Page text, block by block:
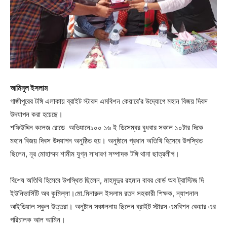
আমিনুল ইসলাম
গাজীপুরের টঙ্গি এলাকায় ব্রাইট স্টারস এমবিশন কেয়ারে’র উদ্যোগে মহান বিজয় দিবস
উদযাপন করা হয়েছে।
শফিউদ্দিন কলেজ রোডে অভিযানে১০০ ১৬ ই ডিসেম্বর বুধবার সকাল ১০টার দিকে
মহান বিজয় দিবস উদযাপন অনুষ্ঠিত হয়। অনুষ্ঠানে প্রধান অতিথি হিসেবে উপস্থিত
ছিলেন, নূর মোহাম্মদ শামীম যুগ্ন সাধারণ সম্পাদক টঙ্গি থানা ছাত্রলীগ।
বিশেষ অতিথি হিসেবে উপস্থিত ছিলেন, মাহমুদুর রহমান বাবর বোর্ড অব ট্রাস্টিজ দি
ইউনিভার্সিটি অব কুমিল্লা।মো.মিনারুল ইসলাম রতন সহকারী শিক্ষক, ন্যাশনাল
আইডিয়াল স্কুল উত্তরা। অনুষ্টান সঞ্চালনায় ছিলেন ব্রাইট স্টারস এমবিশন কেয়ার এর
পরিচালক আল আমিন।